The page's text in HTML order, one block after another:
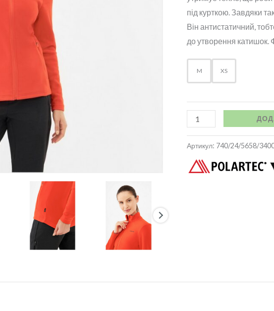
під курткою. Завдяки
Він антистатичний,
до утворення катишок.
M XS
Артикул: 740/24/5658/